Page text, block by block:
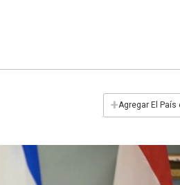
+Agregar El País